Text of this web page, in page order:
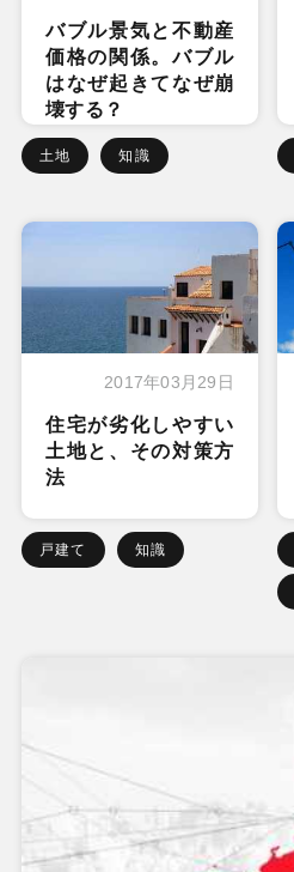
バブル景気と不動産
価格の関係。バブル
はなぜ起きてなぜ崩
壊する？
土地 知識
2017年03月29日
住宅が劣化しやすい
土地と、その対策方
法
戸建て 知識